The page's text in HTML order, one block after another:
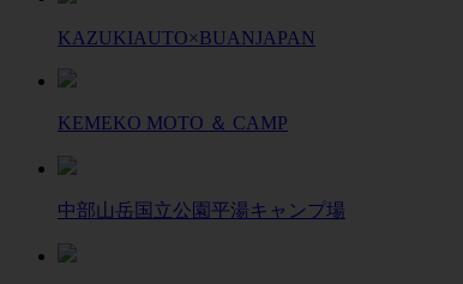
KAZUKIAUTO×BUANJAPAN
KEMEKO MOTO ＆ CAMP
中部山岳国立公園平湯キャンプ場